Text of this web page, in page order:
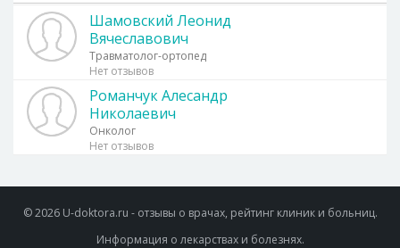
Шамовский Леонид
Вячеславович
Травматолог-ортопед
Нет отзывов
Романчук Алесандр
Николаевич
Онколог
Нет отзывов
© 2026 U-doktora.ru - отзывы о врачах, рейтинг клиник и больниц.
Информация о лекарствах и болезнях.